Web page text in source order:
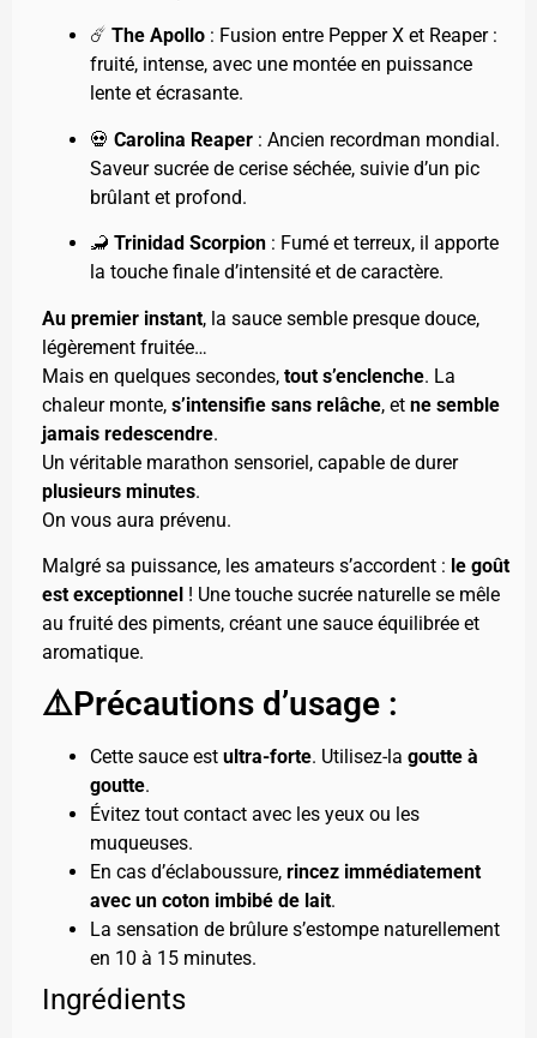
☄️ The Apollo : Fusion entre Pepper X et Reaper :
fruité, intense, avec une montée en puissance
lente et écrasante.
💀 Carolina Reaper : Ancien recordman mondial.
Saveur sucrée de cerise séchée, suivie d’un pic
brûlant et profond.
🦂 Trinidad Scorpion : Fumé et terreux, il apporte
la touche finale d’intensité et de caractère.
Au premier instant, la sauce semble presque douce,
légèrement fruitée…
Mais en quelques secondes, tout s’enclenche. La
chaleur monte, s’intensifie sans relâche, et ne semble
jamais redescendre.
Un véritable marathon sensoriel, capable de durer
plusieurs minutes.
On vous aura prévenu.
Malgré sa puissance, les amateurs s’accordent : le goût
est exceptionnel ! Une touche sucrée naturelle se mêle
au fruité des piments, créant une sauce équilibrée et
aromatique.
⚠️Précautions d’usage :
Cette sauce est ultra-forte. Utilisez-la goutte à
goutte.
Évitez tout contact avec les yeux ou les
muqueuses.
En cas d’éclaboussure, rincez immédiatement
avec un coton imbibé de lait.
La sensation de brûlure s’estompe naturellement
en 10 à 15 minutes.
Ingrédients